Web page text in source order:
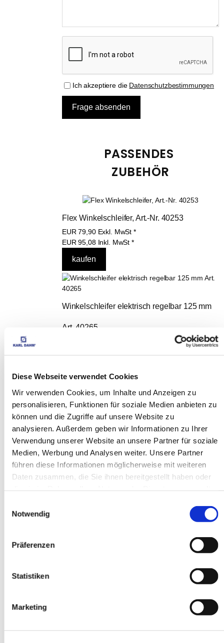
Diese Webseite verwendet Cookies
Wir verwenden Cookies, um Inhalte und Anzeigen zu
personalisieren, Funktionen für soziale Medien anbieten zu
können und die Zugriffe auf unsere Website zu
analysieren. Außerdem geben wir Informationen zu Ihrer
Verwendung unserer Website an unsere Partner für soziale
Medien, Werbung und Analysen weiter. Unsere Partner
führen diese Informationen möglicherweise mit weiteren
Daten zusammen, die Sie ihnen bereitgestellt haben oder
Notwendig
Präferenzen
Statistiken
Marketing
Ich akzeptiere die Datenschutzbestimmungen
PASSENDES
ZUBEHÖR
Flex Winkelschleifer, Art.-Nr. 40253
EUR79,90 Exkl. MwSt *
EUR95,08 Inkl. MwSt *
Winkelschleifer elektrisch regelbar 125 mm
Art. 40265
Winkelschleifer elektrisch regelbar Art. 40264
EUR98,00Exkl. MwSt *
EUR116,62Inkl. MwSt *
Diamanttrennscheibe Fire Rim Inferno Ø 115
DIESE PRODUKTE
KÖNNTEN SIE AUCH